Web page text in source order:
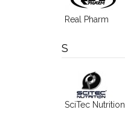
Real Pharm
S
SciTec Nutrition